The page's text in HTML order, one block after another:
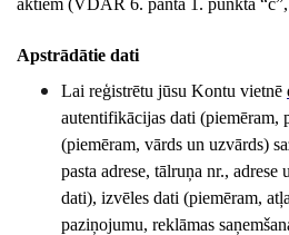
aktiem (VDAR 6. panta 1. punkta
Apstrādātie dati
Lai reģistrētu jūsu Kontu vietnē
autentifikācijas dati (piemēram,
(piemēram, vārds un uzvārds)
pasta adrese, tālruņa nr., adrese
dati), izvēles dati (piemēram,
paziņojumu, reklāmas